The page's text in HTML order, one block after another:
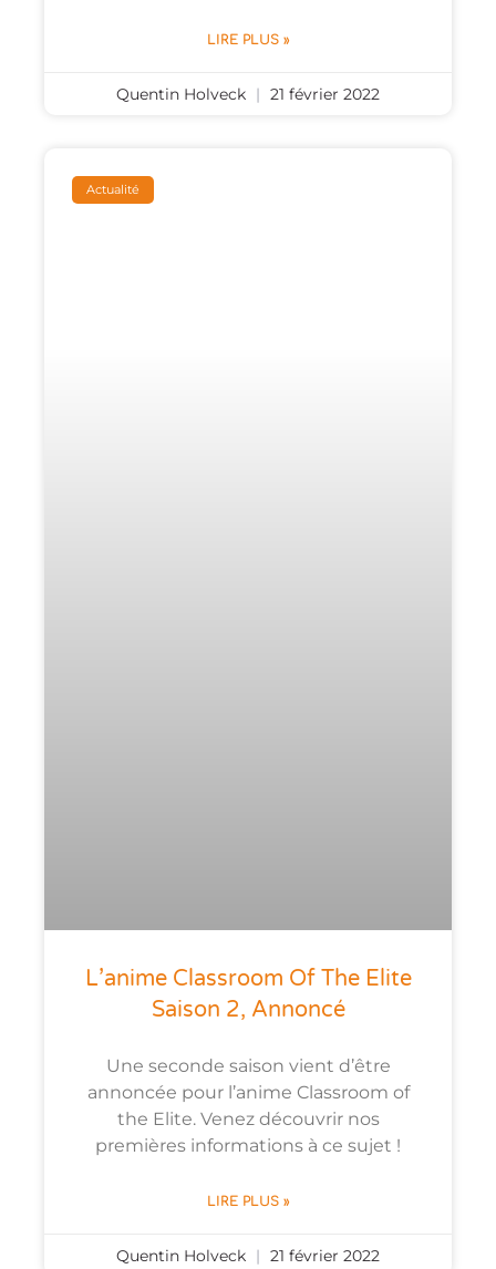
LIRE PLUS »
Quentin Holveck 21 février 2022
Actualité
L’anime Classroom Of The Elite
Saison 2, Annoncé
Une seconde saison vient d’être
annoncée pour l’anime Classroom of
the Elite. Venez découvrir nos
premières informations à ce sujet !
LIRE PLUS »
Quentin Holveck 21 février 2022